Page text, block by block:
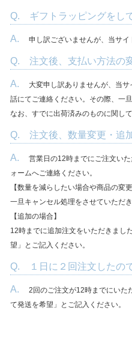
Q. ギフトラッピングをし
A. 申し訳ございませんが、当サイ
Q. 注文後、支払い方法の
A.
大変申し訳ありませんが、当
話にてご連絡ください。その際、一
なお、すでに出荷済みのものに関し
Q. 注文後、数量変更・追
A.
営業日の12時までにご注文い
ォームへご連絡ください。
【数量を減らしたい場合や商品の変
一旦キャンセル処理をさせていただ
【追加の場合】
12時までに追加注文をいただきまし
望」とご記入ください。
Q. １日に２回注文したの
A.
2回のご注文が12時までにいた
て発送を希望」とご記入ください。